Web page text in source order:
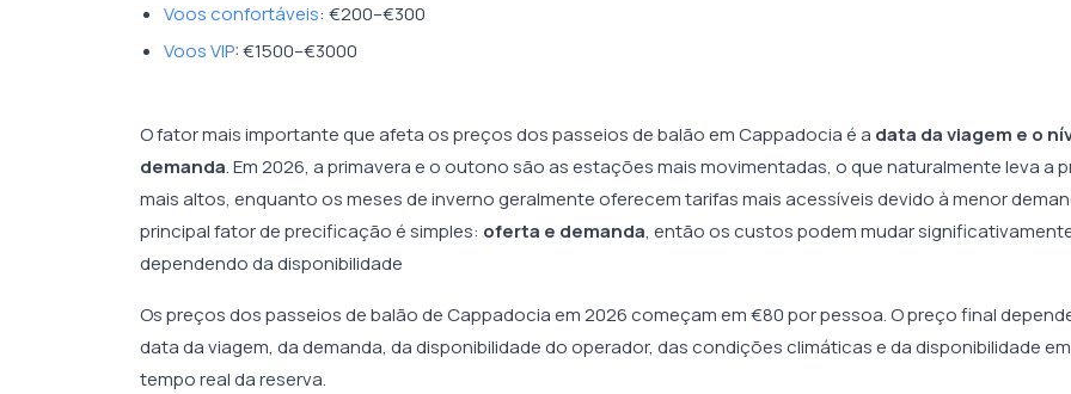
Voos confortáveis: €200–€300
Voos VIP: €1500–€3000
O fator mais importante que afeta os preços dos passeios de balão em Cappadocia é a data da viagem e o
demanda. Em 2026, a primavera e o outono são as estações mais movimentadas, o que naturalmente leva a
mais altos, enquanto os meses de inverno geralmente oferecem tarifas mais acessíveis devido à menor
principal fator de precificação é simples: oferta e demanda, então os custos podem mudar
dependendo da disponibilidade
Os preços dos passeios de balão de Cappadocia em 2026 começam em €80 por pessoa. O preço final
data da viagem, da demanda, da disponibilidade do operador, das condições climáticas e da disponibilidade em
tempo real da reserva.